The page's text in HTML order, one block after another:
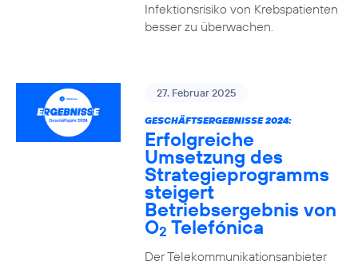
Infektionsrisiko von Krebspatienten
besser zu überwachen.
27. Februar 2025
GESCHÄFTSERGEBNISSE 2024:
Erfolgreiche
Umsetzung des
Strategieprogramms
steigert
Betriebsergebnis von
O2 Telefónica
Der Telekommunikationsanbieter